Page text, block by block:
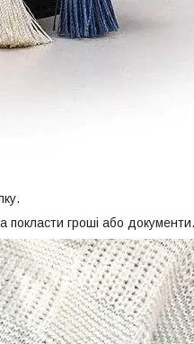
покласти гроші або документи.